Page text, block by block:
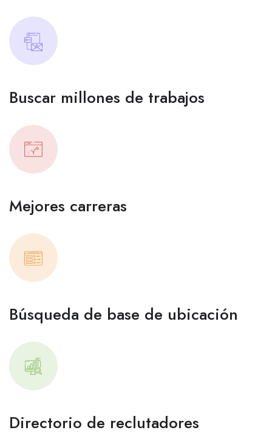
Buscar millones de trabajos
Mejores carreras
Búsqueda de base de ubicación
Directorio de reclutadores